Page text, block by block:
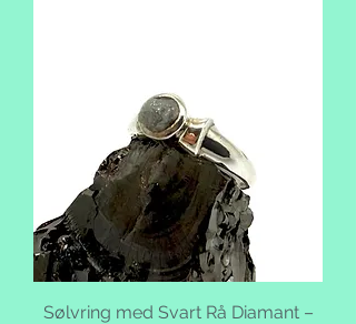
Sølvring med Svart Rå Diamant –